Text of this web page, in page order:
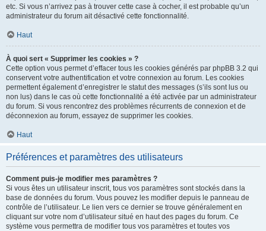
etc. Si vous n’arrivez pas à trouver cette case à cocher, il est probable qu’un
administrateur du forum ait désactivé cette fonctionnalité.
Haut
À quoi sert « Supprimer les cookies » ?
Cette option vous permet d’effacer tous les cookies générés par phpBB 3.2 qui
conservent votre authentification et votre connexion au forum. Les cookies
permettent également d’enregistrer le statut des messages (s’ils sont lus ou
non lus) dans le cas où cette fonctionnalité a été activée par un administrateur
du forum. Si vous rencontrez des problèmes récurrents de connexion et de
déconnexion au forum, essayez de supprimer les cookies.
Haut
Préférences et paramètres des utilisateurs
Comment puis-je modifier mes paramètres ?
Si vous êtes un utilisateur inscrit, tous vos paramètres sont stockés dans la
base de données du forum. Vous pouvez les modifier depuis le panneau de
contrôle de l’utilisateur. Le lien vers ce dernier se trouve généralement en
cliquant sur votre nom d’utilisateur situé en haut des pages du forum. Ce
système vous permettra de modifier tous vos paramètres et toutes vos